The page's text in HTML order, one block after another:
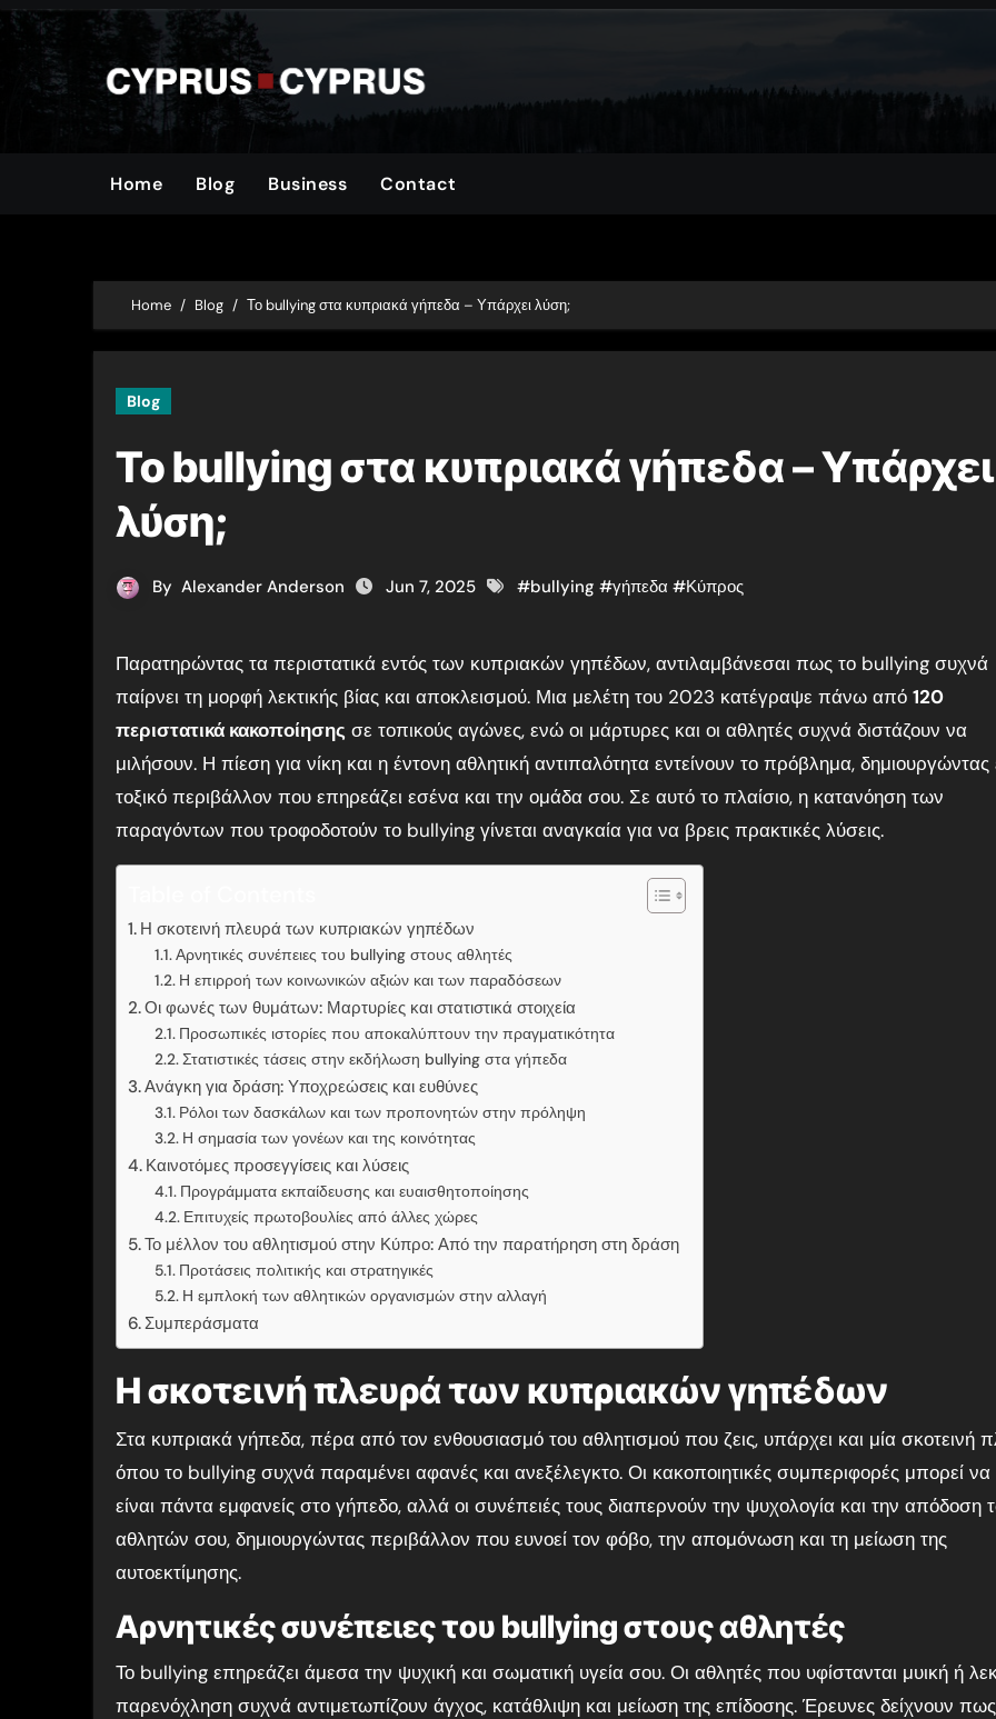
Skip
content
Home Blog Business Contact
Home Blog Το bullying στα κυπριακά γήπεδα – Υπάρχει λύση;
Blog
Το bullying στα κυπριακά γήπεδα – Υπάρχει
λύση;
By Alexander Anderson Jun 7, 2025 #bullying #γήπεδα #Κύπρος
Παρατηρώντας τα περιστατικά εντός των κυπριακών γηπέδων, αντιλαμβάνεσαι πως το bullying συχνά
παίρνει τη μορφή λεκτικής βίας και αποκλεισμού. Μια μελέτη του 2023 κατέγραψε πάνω από 120
περιστατικά κακοποίησης σε τοπικούς αγώνες, ενώ οι μάρτυρες και οι αθλητές συχνά διστάζουν να
μιλήσουν. Η πίεση για νίκη και η έντονη αθλητική αντιπαλότητα εντείνουν το πρόβλημα, δημιουργώντας
τοξικό περιβάλλον που επηρεάζει εσένα και την ομάδα σου. Σε αυτό το πλαίσιο, η κατανόηση των
παραγόντων που τροφοδοτούν το bullying γίνεται αναγκαία για να βρεις πρακτικές λύσεις.
Η σκοτεινή πλευρά των κυπριακών γηπέδων
Αρνητικές συνέπειες του bullying στους αθλητές
Η επιρροή των κοινωνικών αξιών και των παραδόσεων
Οι φωνές των θυμάτων: Μαρτυρίες και στατιστικά στοιχεία
Προσωπικές ιστορίες που αποκαλύπτουν την πραγματικότητα
Στατιστικές τάσεις στην εκδήλωση bullying στα γήπεδα
Ανάγκη για δράση: Υποχρεώσεις και ευθύνες
Ρόλοι των δασκάλων και των προπονητών στην πρόληψη
Η σημασία των γονέων και της κοινότητας
Καινοτόμες προσεγγίσεις και λύσεις
Προγράμματα εκπαίδευσης και ευαισθητοποίησης
Επιτυχείς πρωτοβουλίες από άλλες χώρες
Το μέλλον του αθλητισμού στην Κύπρο: Από την παρατήρηση στη δράση
Προτάσεις πολιτικής και στρατηγικές
Η εμπλοκή των αθλητικών οργανισμών στην αλλαγή
Συμπεράσματα
Η σκοτεινή πλευρά των κυπριακών γηπέδων
Στα κυπριακά γήπεδα, πέρα από τον ενθουσιασμό του αθλητισμού που ζεις, υπάρχει και μία σκοτεινή
όπου το bullying συχνά παραμένει αφανές και ανεξέλεγκτο. Οι κακοποιητικές συμπεριφορές μπορεί να
είναι πάντα εμφανείς στο γήπεδο, αλλά οι συνέπειές τους διαπερνούν την ψυχολογία και την απόδοση
αθλητών σου, δημιουργώντας περιβάλλον που ευνοεί τον φόβο, την απομόνωση και τη μείωση της
αυτοεκτίμησης.
Αρνητικές συνέπειες του bullying στους αθλητές
Το bullying επηρεάζει άμεσα την ψυχική και σωματική υγεία σου. Οι αθλητές που υφίστανται μυική ή
παρενόχληση συχνά αντιμετωπίζουν άγχος, κατάθλιψη και μείωση της επίδοσης. Έρευνες δείχνουν